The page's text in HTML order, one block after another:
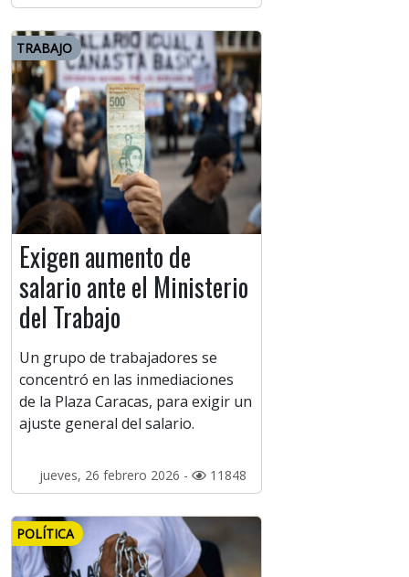
TRABAJO
Exigen aumento de
salario ante el Ministerio
del Trabajo
Un grupo de trabajadores se
concentró en las inmediaciones
de la Plaza Caracas, para exigir un
ajuste general del salario.
jueves, 26 febrero 2026 - 11848
POLÍTICA